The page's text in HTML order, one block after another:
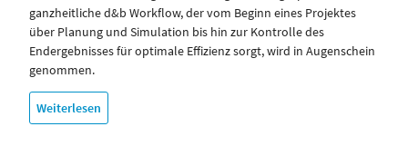
ganzheitliche d&b Workflow, der vom Beginn eines Projektes
über Planung und Simulation bis hin zur Kontrolle des
Endergebnisses für optimale Effizienz sorgt, wird in Augenschein
genommen.
Weiterlesen